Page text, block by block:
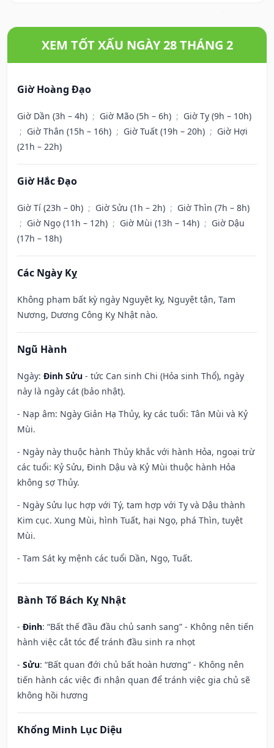
XEM TỐT XẤU NGÀY 28 THÁNG 2
Giờ Hoàng Đạo
Giờ Dần (3h – 4h) ; Giờ Mão (5h – 6h) ; Giờ Tỵ (9h – 10h)
; Giờ Thân (15h – 16h) ; Giờ Tuất (19h – 20h) ; Giờ Hợi
(21h – 22h)
Giờ Hắc Đạo
Giờ Tí (23h – 0h) ; Giờ Sửu (1h – 2h) ; Giờ Thìn (7h – 8h)
; Giờ Ngọ (11h – 12h) ; Giờ Mùi (13h – 14h) ; Giờ Dậu
(17h – 18h)
Các Ngày Kỵ
Không phạm bất kỳ ngày Nguyệt kỵ, Nguyệt tận, Tam
Nương, Dương Công Kỵ Nhật nào.
Ngũ Hành
Ngày: Đinh Sửu - tức Can sinh Chi (Hỏa sinh Thổ), ngày
này là ngày cát (bảo nhật).
- Nạp âm: Ngày Giản Hạ Thủy, kỵ các tuổi: Tân Mùi và Kỷ
Mùi.
- Ngày này thuộc hành Thủy khắc với hành Hỏa, ngoại trừ
các tuổi: Kỷ Sửu, Đinh Dậu và Kỷ Mùi thuộc hành Hỏa
không sợ Thủy.
- Ngày Sửu lục hợp với Tý, tam hợp với Tỵ và Dậu thành
Kim cục. Xung Mùi, hình Tuất, hại Ngọ, phá Thìn, tuyệt
Mùi.
- Tam Sát kỵ mệnh các tuổi Dần, Ngọ, Tuất.
Bành Tổ Bách Kỵ Nhật
- Đinh: “Bất thế đầu đầu chủ sanh sang” - Không nên tiến
hành việc cắt tóc để tránh đầu sinh ra nhọt
- Sửu: “Bất quan đới chủ bất hoàn hương” - Không nên
tiến hành các việc đi nhận quan để tránh việc gia chủ sẽ
không hồi hương
Khổng Minh Lục Diệu